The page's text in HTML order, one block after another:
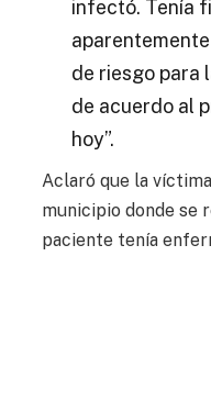
infectó. Tenía
de riesgo para
de acuerdo al
hoy”.
Aclaró que la
municipio donde se
paciente tenía